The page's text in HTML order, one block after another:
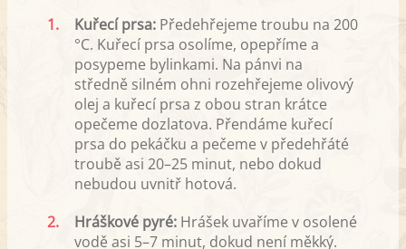
1. Kuřecí prsa: Předehřejeme troubu na 200
°C. Kuřecí prsa osolíme, opepříme a
posypeme bylinkami. Na pánvi na
středně silném ohni rozehřejeme olivový
olej a kuřecí prsa z obou stran krátce
opečeme dozlatova. Přendáme kuřecí
prsa do pekáčku a pečeme v předehřáté
troubě asi 20–25 minut, nebo dokud
nebudou uvnitř hotová.
2.
Hráškové pyré: Hrášek uvaříme v osolené
vodě asi 5–7 minut, dokud není měkký.